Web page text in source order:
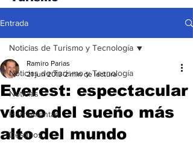
Entrada
Noticias de Turismo y Tecnología
Noticias
Herramientas
Destinos
Noticias de Turismo y Tecnología
Everest: espectacular
vídeo del sueño más
alto del mundo
Ramiro Parias
21 jun 2013 2 min de lectura